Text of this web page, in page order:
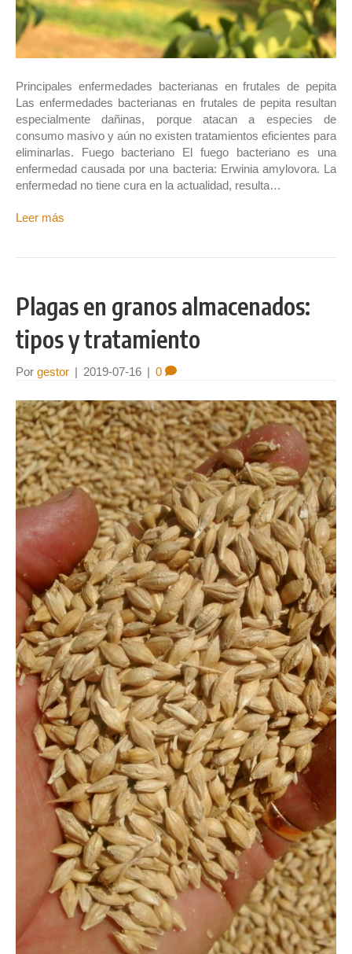
Principales enfermedades bacterianas en frutales de pepita
Las enfermedades bacterianas en frutales de pepita resultan
especialmente dañinas, porque atacan a especies de
consumo masivo y aún no existen tratamientos eficientes para
eliminarlas. Fuego bacteriano El fuego bacteriano es una
enfermedad causada por una bacteria: Erwinia amylovora. La
enfermedad no tiene cura en la actualidad, resulta…
Leer más
Plagas en granos almacenados:
tipos y tratamiento
Por gestor | 2019-07-16 | 0